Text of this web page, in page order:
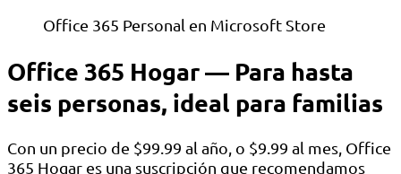
Office 365 Personal en Microsoft Store
Office 365 Hogar — Para hasta
seis personas, ideal para familias
Con un precio de $99.99 al año, o $9.99 al mes, Office
365 Hogar es una suscripción que recomendamos